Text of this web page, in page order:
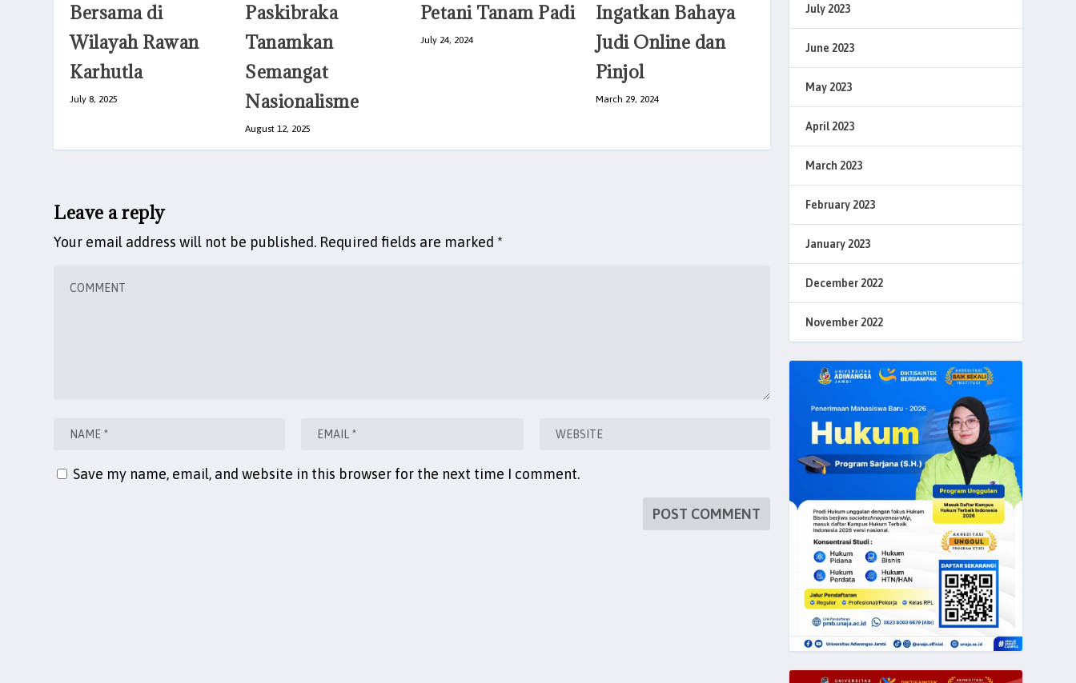
Bersama di
Wilayah Rawan
Karhutla
July 8, 2025
Paskibraka
Tanamkan
Semangat
Nasionalisme
August 12, 2025
Petani Tanam Padi
July 24, 2024
Ingatkan Bahaya
Judi Online dan
Pinjol
March 29, 2024
Leave a reply
Your email address will not be published. Required fields are marked *
Save my name, email, and website in this browser for the next time I comment.
July 2023
June 2023
May 2023
April 2023
March 2023
February 2023
January 2023
December 2022
November 2022